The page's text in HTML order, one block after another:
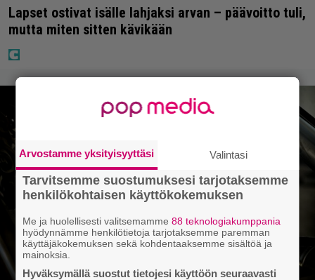
Lapset ostivat isälle lahjaksi arvan – päävoitto tuli,
mutta miten sitten kävikään
Arvostamme yksityisyyttäsi Valintasi
Tarvitsemme suostumuksesi tarjotaksemme
henkilökohtaisen käyttökokemuksen
Me ja huolellisesti valitsemamme88 teknologiakumppania
hyödynnämme henkilötietoja tarjotaksemme paremman
käyttäjäkokemuksen sekä kohdentaaksemme sisältöä ja
mainoksia.
Hyväksymällä suostut tietojesi käyttöön seuraavasti